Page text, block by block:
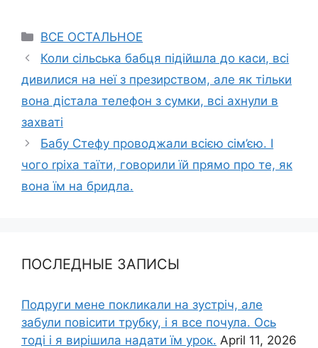
Categories
ВСЕ ОСТАЛЬНОЕ
Коли сільська бабця підійшла до каси, всі
дивилися на неї з презирством, але як тільки
вона дістала телефон з сумки, всі ахнули в
захваті
Бабу Стефу проводжали всією сім’єю. І
чого rріха таїти, говорили їй прямо про те, як
вона їм на бридла.
ПОСЛЕДНЫЕ ЗАПИСЫ
Подруги мене покликали на зустріч, але
забули повісити трубку, і я все почула. Ось
тоді і я вирішила надати їм урок. April 11, 2026